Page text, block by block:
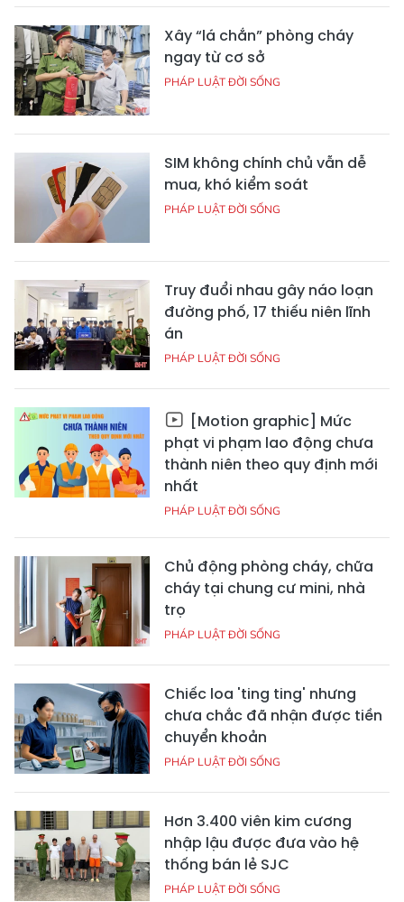
Xây “lá chắn” phòng cháy
ngay từ cơ sở
PHÁP LUẬT ĐỜI SỐNG
SIM không chính chủ vẫn dễ
mua, khó kiểm soát
PHÁP LUẬT ĐỜI SỐNG
Truy đuổi nhau gây náo loạn
đường phố, 17 thiếu niên lĩnh
án
PHÁP LUẬT ĐỜI SỐNG
[Motion graphic] Mức
phạt vi phạm lao động chưa
thành niên theo quy định mới
nhất
PHÁP LUẬT ĐỜI SỐNG
Chủ động phòng cháy, chữa
cháy tại chung cư mini, nhà
trọ
PHÁP LUẬT ĐỜI SỐNG
Chiếc loa 'ting ting' nhưng
chưa chắc đã nhận được tiền
chuyển khoản
PHÁP LUẬT ĐỜI SỐNG
Hơn 3.400 viên kim cương
nhập lậu được đưa vào hệ
thống bán lẻ SJC
PHÁP LUẬT ĐỜI SỐNG